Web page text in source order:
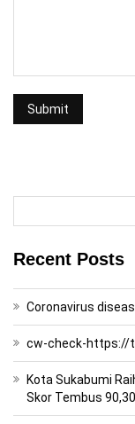
Recent Posts
Coronavirus
cw-check-https://
Kota Sukabumi
Skor Tembus 90,30